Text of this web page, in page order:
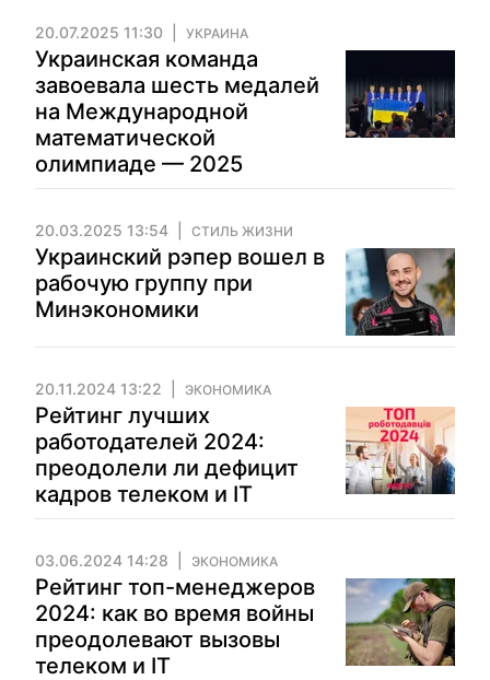
20.07.2025 11:30 УКРАИНА
Украинская команда
завоевала шесть медалей
на Международной
математической
олимпиаде — 2025
20.03.2025 13:54 СТИЛЬ ЖИЗНИ
Украинский рэпер вошел в
рабочую группу при
Минэкономики
20.11.2024 13:22 ЭКОНОМИКА
Рейтинг лучших
работодателей 2024:
преодолели ли дефицит
кадров телеком и IT
03.06.2024 14:28 ЭКОНОМИКА
Рейтинг топ-менеджеров
2024: как во время войны
преодолевают вызовы
телеком и ІТ